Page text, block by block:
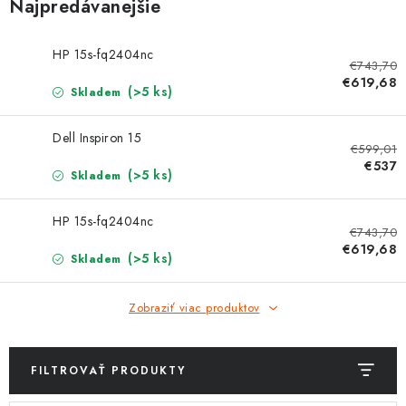
Jak na Jupiter Obchodní podmínky
Hodnotenie obchodu
Najpredávanejšie
HP 15s-fq2404nc
Skladem (>5 ks)
€743,70
€619,68
Dell Inspiron 15
Skladem (>5 ks)
€599,01
€537
HP 15s-fq2404nc
Skladem (>5 ks)
€743,70
€619,68
Zobraziť viac produktov
FILTROVAŤ PRODUKTY